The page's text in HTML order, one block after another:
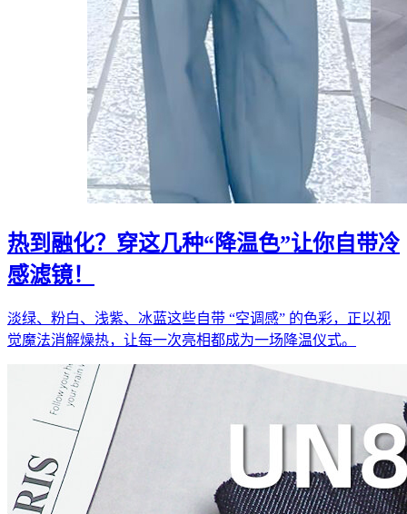
热到融化？穿这几种“降温色”让你自带冷
感滤镜！
淡绿、粉白、浅紫、冰蓝这些自带 “空调感” 的色彩，正以视
觉魔法消解燥热，让每一次亮相都成为一场降温仪式。​